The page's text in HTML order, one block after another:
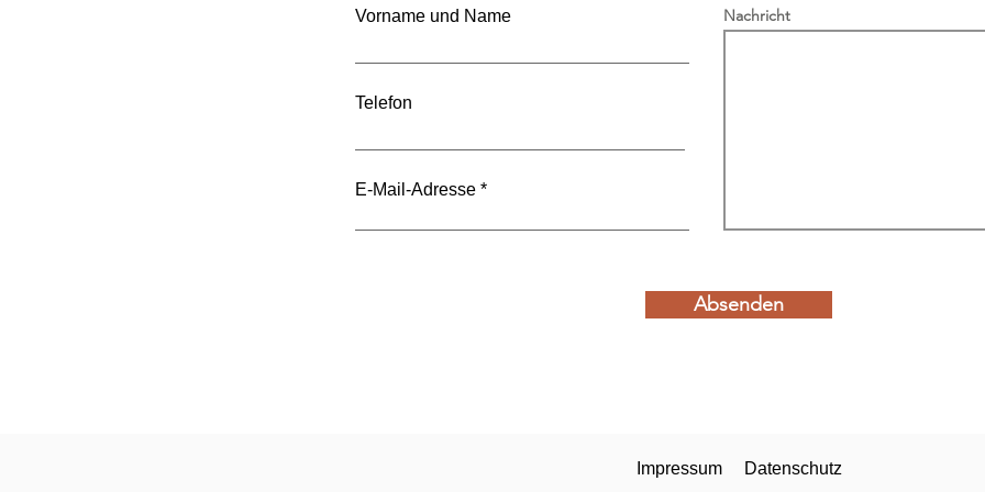
Modernisierung der
Bürokratie, mehr Effizienz
Interpellation zu den
Vorname und Name
Telefon
E-Mail-Adresse
Nachricht
Absenden
Impressum
Datenschutz